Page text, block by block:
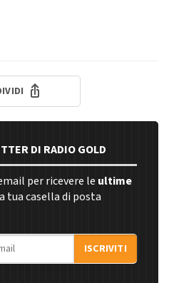
DI RADIO GOLD
per ricevere le ultime
casella di posta
ISCRIVITI